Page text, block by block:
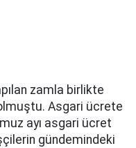
zamla birlikte
Asgari ücrete
ayı asgari ücret
gündemindeki